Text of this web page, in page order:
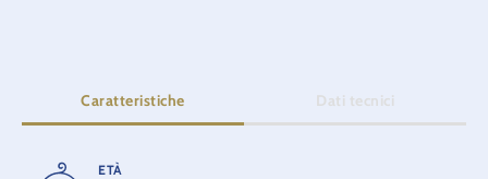
Caratteristiche Dati tecnici
ETÀ
DURATA